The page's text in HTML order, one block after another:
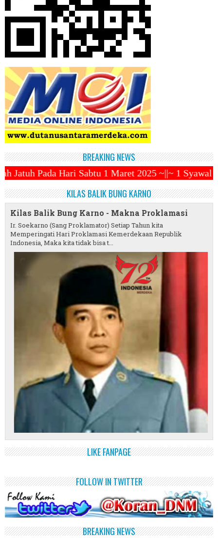
BREAKING NEWS
Maret 2025 ~||~ 1 Syawal Jatuh Pada Tanggal
KILAS BALIK BUNG KARNO
Kilas Balik Bung Karno - Makna Proklamasi
Ir. Soekarno (Sang Proklamator) Setiap Tahun kita
Memperingati Hari Proklamasi Kemerdekaan Republik
Indonesia, Maka kita tidak bisa t...
LIKE FANPAGE
FOLLOW IN TWITTER
BREAKING NEWS